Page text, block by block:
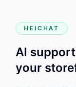
HEICHAT
AI
your